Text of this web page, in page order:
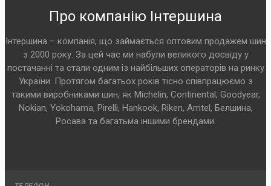
Про компанію Інтершина
Інтершина – компанія, що займається оптовим продажем шин
з 2000 року. За цей час ми набули великого досвіду у
постачанні та стали одним із найбільших операторів на ринку
України. Протягом багатьох років тісно співпрацюємо з
такими виробниками шин, як Michelin, Continental, Goodyear,
Nokian, Yokohama, Pirelli, Hankook, Riken, Amtel, Белшина,
Росава та багатьма іншими брендами.